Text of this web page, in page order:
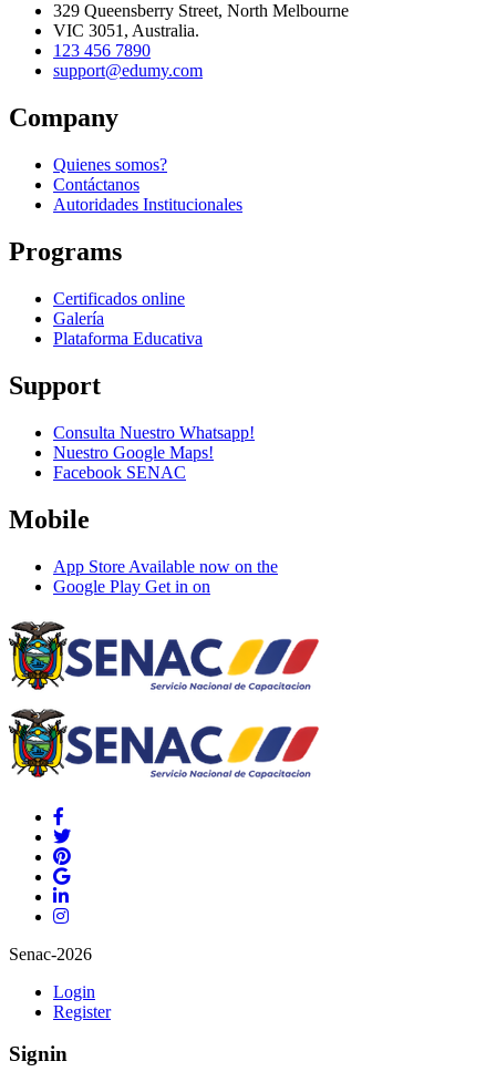
329 Queensberry Street, North Melbourne
VIC 3051, Australia.
123 456 7890
support@edumy.com
Company
Quienes somos?
Contáctanos
Autoridades Institucionales
Programs
Certificados online
Galería
Plataforma Educativa
Support
Consulta Nuestro Whatsapp!
Nuestro Google Maps!
Facebook SENAC
Mobile
App Store Available now on the
Google Play Get in on
Senac-2026
Login
Register
Signin